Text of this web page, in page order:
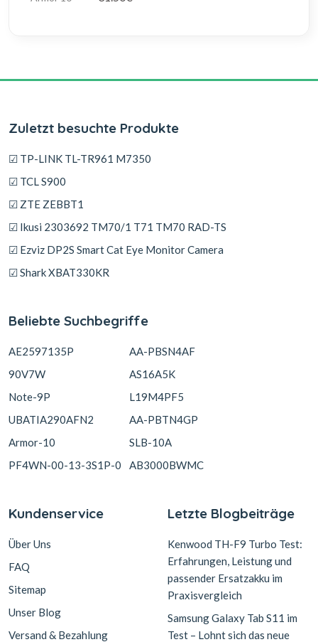
Zuletzt besuchte Produkte
☑ TP-LINK TL-TR961 M7350
☑ TCL S900
☑ ZTE ZEBBT1
☑ Ikusi 2303692 TM70/1 T71 TM70 RAD-TS
☑ Ezviz DP2S Smart Cat Eye Monitor Camera
☑ Shark XBAT330KR
Beliebte Suchbegriffe
AE2597135P
90V7W
Note-9P
UBATIA290AFN2
Armor-10
PF4WN-00-13-3S1P-0
AA-PBSN4AF
AS16A5K
L19M4PF5
AA-PBTN4GP
SLB-10A
AB3000BWMC
Kundenservice
Über Uns
FAQ
Sitemap
Unser Blog
Versand & Bezahlung
Letzte Blogbeiträge
Kenwood TH-F9 Turbo Test:
Erfahrungen, Leistung und
passender Ersatzakku im
Praxisvergleich
Samsung Galaxy Tab S11 im
Test – Lohnt sich das neue